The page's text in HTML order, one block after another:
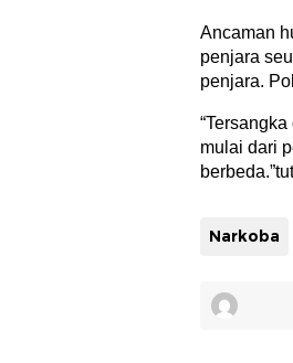
Ancaman
penjara
penjara.
mulai dari
Narkoba